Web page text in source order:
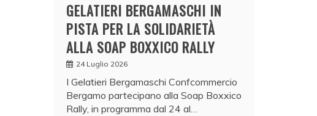
GELATIERI BERGAMASCHI IN
PISTA PER LA SOLIDARIETÀ
ALLA SOAP BOXXICO RALLY
24 Luglio 2026
I Gelatieri Bergamaschi Confcommercio
Bergamo partecipano alla Soap Boxxico
Rally, in programma dal 24 al…